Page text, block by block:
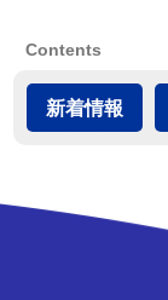
Contents
新着情報